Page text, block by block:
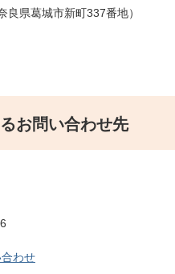
県葛城市新町337番地）
お問い合わせ先
わせ